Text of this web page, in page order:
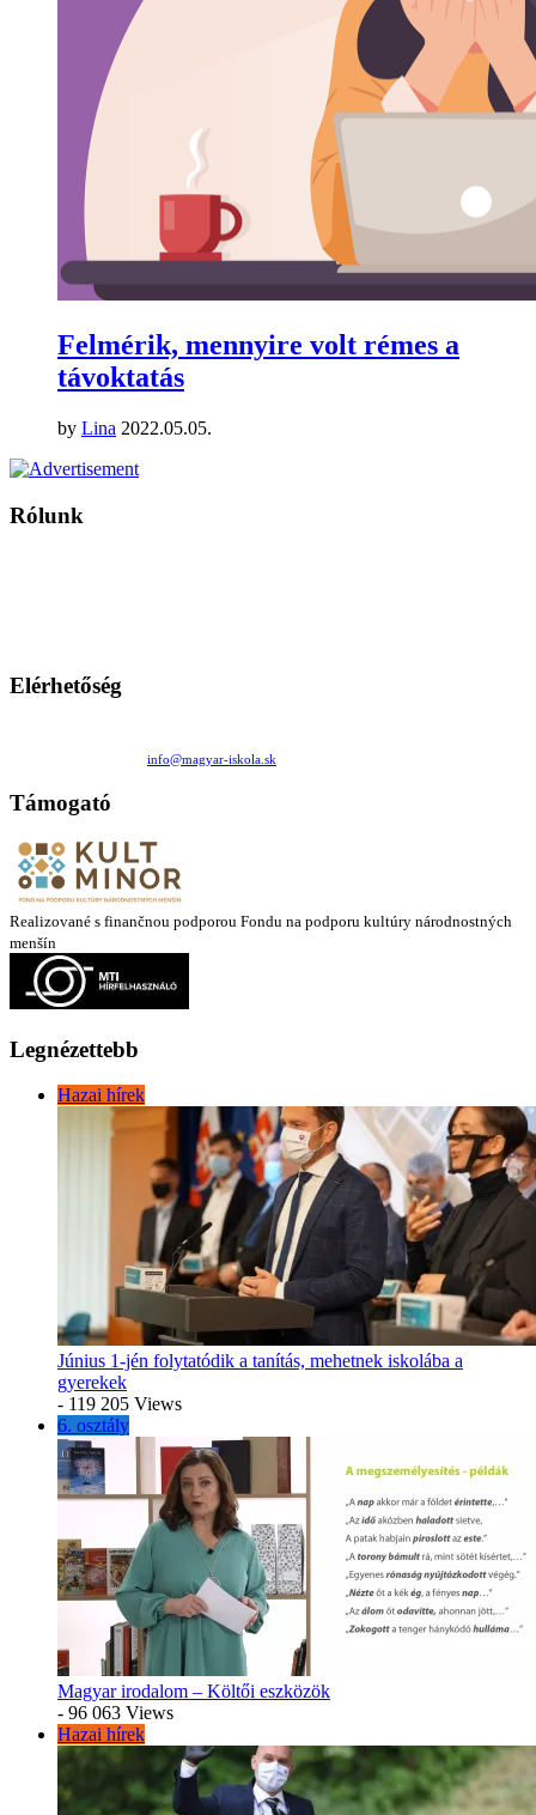
Felmérik, mennyire volt rémes a
távoktatás
by Lina 2022.05.05.
Rólunk
Elérhetőség
info@magyar-iskola.sk
Támogató
Realizované s finančnou podporou Fondu na podporu kultúry národnostných
menšín
Legnézettebb
Hazai hírek
Június 1-jén folytatódik a tanítás, mehetnek iskolába a
gyerekek
- 119 205 Views
6. osztály
Magyar irodalom – Költői eszközök
- 96 063 Views
Hazai hírek